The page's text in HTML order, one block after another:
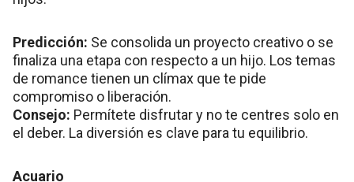
Predicción: Se consolida un proyecto creativo o se
finaliza una etapa con respecto a un hijo. Los temas
de romance tienen un clímax que te pide
compromiso o liberación.
Consejo: Permítete disfrutar y no te centres solo en
el deber. La diversión es clave para tu equilibrio.
Acuario